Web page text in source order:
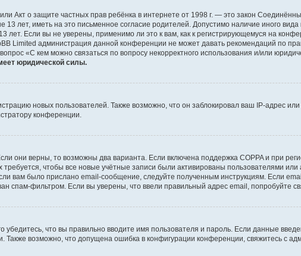
Акт о защите частных прав ребёнка в интернете от 1998 г. — это закон
лет, иметь на это письменное согласие родителей. Допустимо наличие иного
Если вы не уверены, применимо ли это к вам, как к регистрирующемуся на
Limited администрация данной конференции не может давать рекомендаций по
«С кем можно связаться по вопросу некорректного использования и/или
юридической силы.
новых пользователей. Также возможно, что он заблокировал ваш IP-адрес
конференции.
они верны, то возможны два варианта. Если включена поддержка COPPA и при
чтобы все новые учётные записи были активированы пользователями или
вам было прислано email-сообщение, следуйте полученным инструкциям. Если
спам-фильтром. Если вы уверены, что ввели правильный адрес email, попробуйте
убедитесь, что вы правильно вводите имя пользователя и пароль. Если данные
Также возможно, что допущена ошибка в конфигурации конференции, свяжитесь с